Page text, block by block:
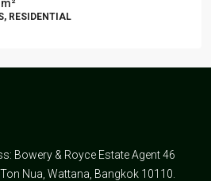
RESIDENTIAL
Bowery & Royce Estate Agent 46
Nua, Wattana, Bangkok 10110.